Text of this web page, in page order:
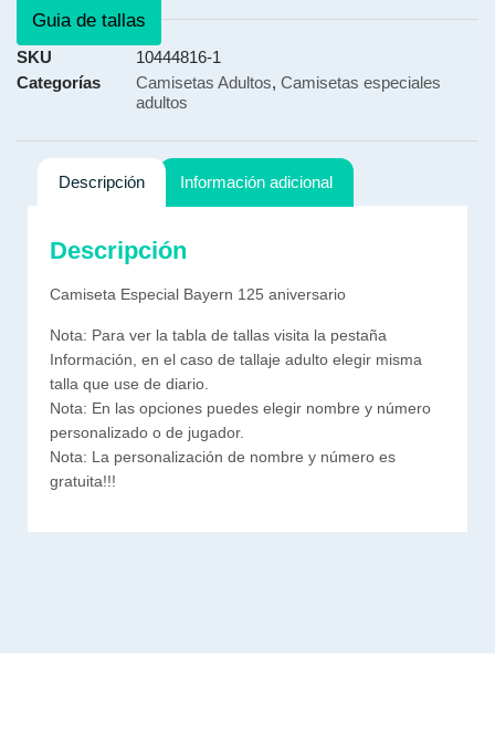
Guia de tallas
SKU
10444816-1
Categorías
Camisetas Adultos, Camisetas especiales
adultos
Descripción Información adicional
Descripción
Camiseta Especial Bayern 125 aniversario
Nota: Para ver la tabla de tallas visita la pestaña
Información, en el caso de tallaje adulto elegir misma
talla que use de diario.
Nota: En las opciones puedes elegir nombre y número
personalizado o de jugador.
Nota: La personalización de nombre y número es
gratuita!!!